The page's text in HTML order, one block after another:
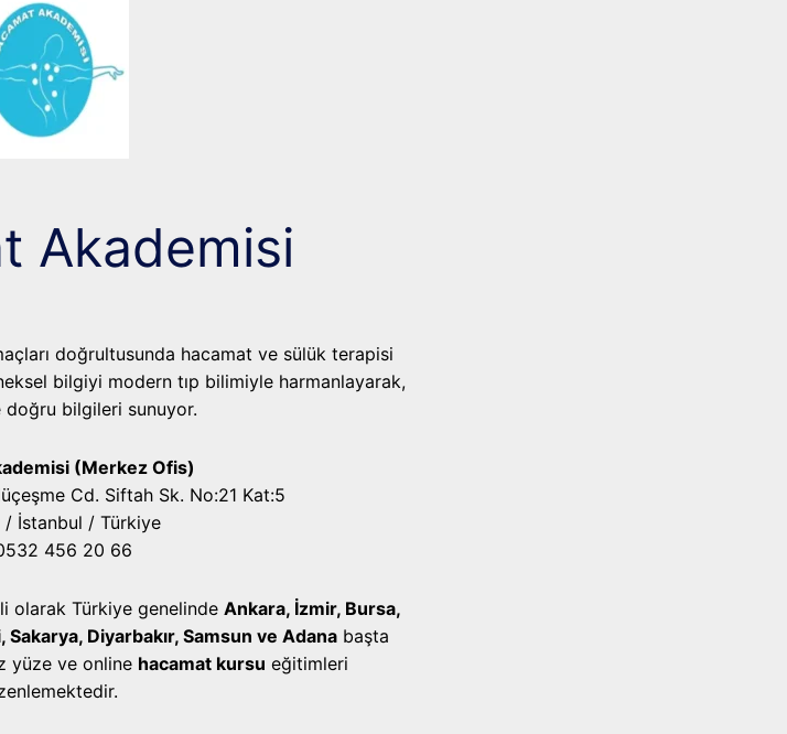
Akademisi
doğrultusunda hacamat ve sülük terapisi
bilgiyi modern tıp bilimiyle harmanlayarak,
doğru bilgileri sunuyor.
(Merkez Ofis)
Cd. Siftah Sk. No:21 Kat:5
/ İstanbul / Türkiye
456 20 66
olarak Türkiye genelinde Ankara, İzmir, Bursa,
Diyarbakır, Samsun ve Adanabaşta
yüze ve online hacamat kursu eğitimleri